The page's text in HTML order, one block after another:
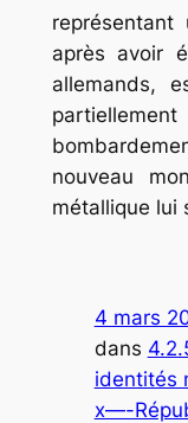
représentant
après avoir
allemands,
nouveau
métallique lui
4 mars
dans
identités
x—-